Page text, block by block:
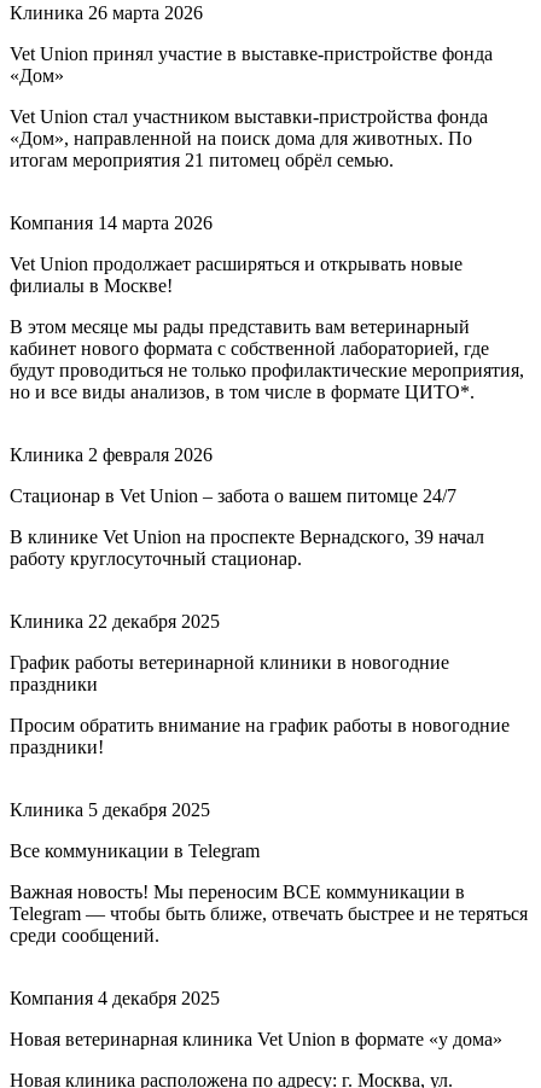
Клиника 26 марта 2026
Vet Union принял участие в выставке-пристройстве фонда
«Дом»
Vet Union стал участником выставки-пристройства фонда
«Дом», направленной на поиск дома для животных. По
итогам мероприятия 21 питомец обрёл семью.
Компания 14 марта 2026
Vet Union продолжает расширяться и открывать новые
филиалы в Москве!
В этом месяце мы рады представить вам ветеринарный
кабинет нового формата с собственной лабораторией, где
будут проводиться не только профилактические мероприятия,
но и все виды анализов, в том числе в формате ЦИТО*.
Клиника 2 февраля 2026
Стационар в Vet Union – забота о вашем питомце 24/7
В клинике Vet Union на проспекте Вернадского, 39 начал
работу круглосуточный стационар.
Клиника 22 декабря 2025
График работы ветеринарной клиники в новогодние
праздники
Просим обратить внимание на график работы в новогодние
праздники!
Клиника 5 декабря 2025
Все коммуникации в Telegram
Важная новость! Мы переносим ВСЕ коммуникации в
Telegram — чтобы быть ближе, отвечать быстрее и не теряться
среди сообщений.
Компания 4 декабря 2025
Новая ветеринарная клиника Vet Union в формате «у дома»
Новая клиника расположена по адресу: г. Москва, ул.